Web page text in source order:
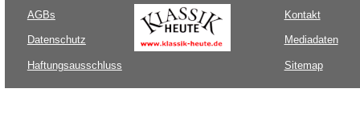
AGBs
Datenschutz
Haftungsausschluss
Kontakt
Mediadaten
Sitemap